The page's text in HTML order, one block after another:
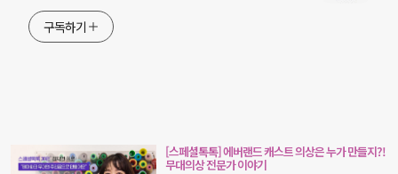
구독하기
[스페셜톡톡] 에버랜드 캐스트 의상은 누가 만들지?!
무대의상 전문가 이야기